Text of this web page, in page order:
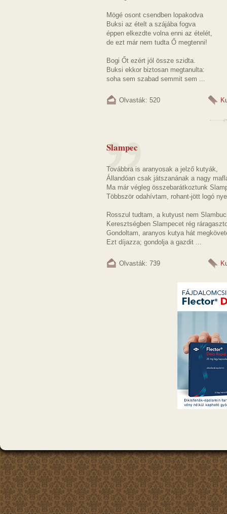
Mögé osont csendben lopakodva
Buksi az ételt a szájába fogva
éppen elkezdte volna enni az ételét,
de ezt már nem tudta Ő megtenni!
Bogi Őt ezért jól össze szidta.
Buksi ekkor biztosan megtanulta:
soha sem szabad semmit sem ...
Olvasták: 520
Slampec
Továbbra is aranyosak a jelző kutyák,
Állandóan csak játszanának a nagy
Ma már végleg összebarátkoztunk
Többször odahívtam, rohant-jött logó
Rosszul tudtam, a kutyust nem
Keresztségben Slampecet rég
Gondoltam, aranyos kutya hát
Ezt díjazza; gondolja a gazdit ...
Olvasták: 739